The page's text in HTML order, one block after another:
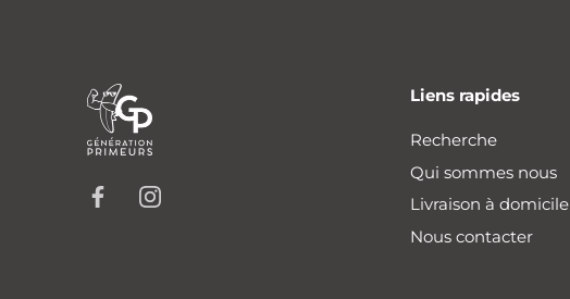
Liens rapides
Recherche
Qui sommes nous
Livraison à domicile
Nous contacter